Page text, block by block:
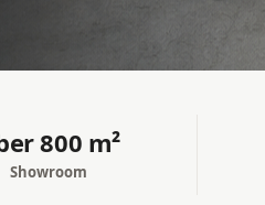
800 m²
Showroom